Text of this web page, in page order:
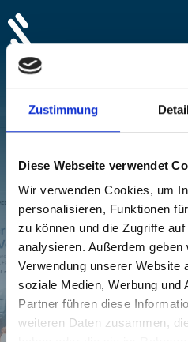
Zustimmung
Diese Webseite verwendet
Wir verwenden Cookies, um
personalisieren, Funktionen
zu können und die Zugriffe
analysieren. Außerdem
Verwendung unserer Website
soziale Medien, Werbung und
Partner führen diese
weiteren Daten zusammen,